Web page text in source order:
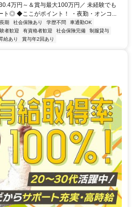
万円～＆賞与最大100万円／ 未経験でも
ト◎ ◆ここがポイント！ ・夜勤・オンコ...
長期 社会保険あり 学歴不問
車通勤OK
者歓迎 有資格者歓迎 社会保険完備
制服貸与
給あり 賞与年2回あり